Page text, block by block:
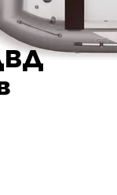
Гарантия